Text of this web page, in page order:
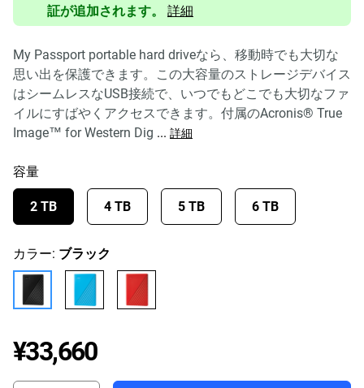
証が追加されます。
詳細
My Passport portable hard driveなら、移動時でも大切な
思い出を保護できます。この大容量のストレージデバイス
はシームレスなUSB接続で、いつでもどこでも大切なファ
イルにすばやくアクセスできます。付属のAcronis® True
Image™ for Western Dig ... 詳細
容量
2 TB 4 TB 5 TB 6 TB
カラー: ブラック
¥33,660Price ¥33,660